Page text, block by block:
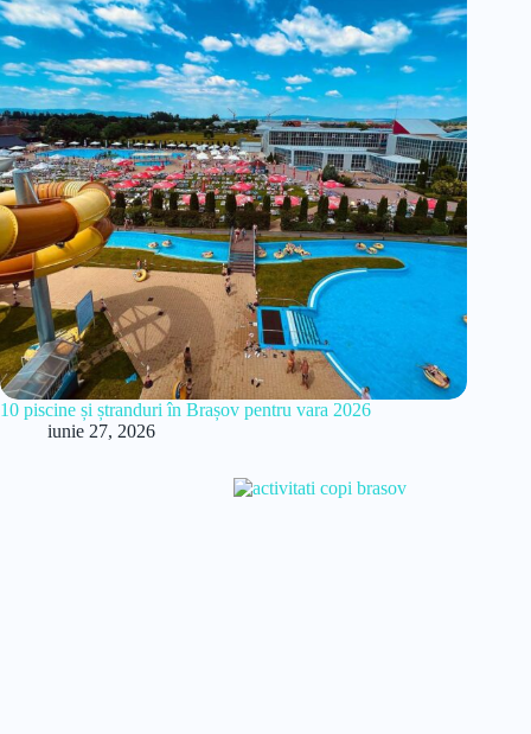
10 piscine și ștranduri în Brașov pentru vara 2026
iunie 27, 2026